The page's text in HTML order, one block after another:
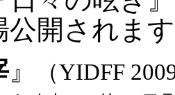
公開されま
』 （YIDFF